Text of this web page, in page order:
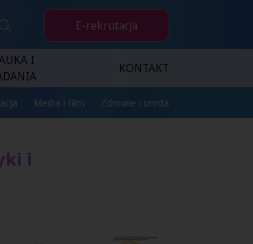
E-rekrutacja
I
KONTAKT
Media i film Zdrowie i uroda
i